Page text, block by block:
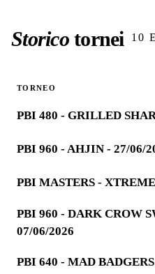
Storicotornei 10
TORNEO
PBI 480 - GRILLED
PBI 960 - AHJIN - 27/06/
PBI MASTERS -
PBI 960 - DARK CROW
07/06/2026
PBI 640 - MAD